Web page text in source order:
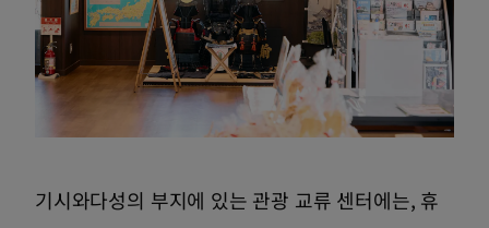
기시와다성의 부지에 있는 관광 교류 센터에는, 휴